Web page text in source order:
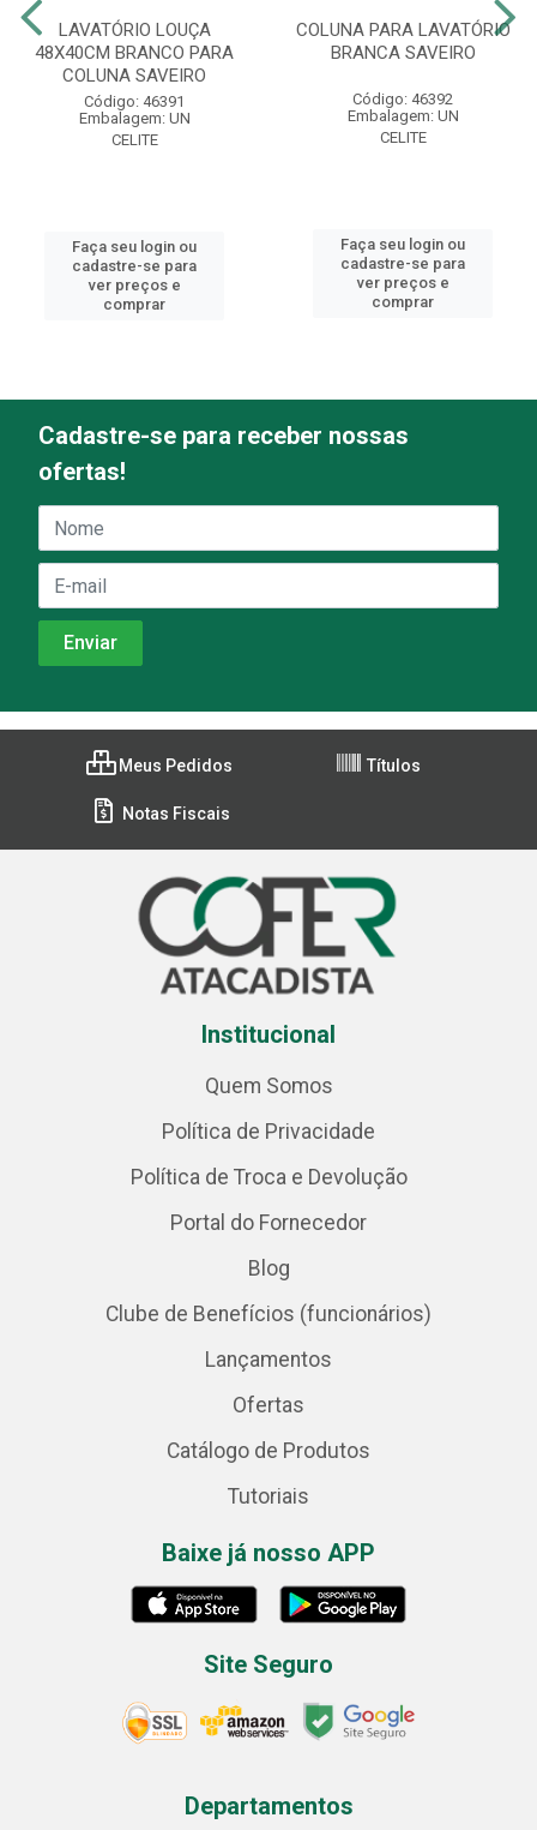
LAVATÓRIO LOUÇA
48X40CM BRANCO PARA
COLUNA SAVEIRO
Código: 46391
Embalagem: UN
CELITE
Faça seu login ou
cadastre-se para
ver preços e
comprar
COLUNA PARA LAVATÓRIO
BRANCA SAVEIRO
Código: 46392
Embalagem: UN
CELITE
Faça seu login ou
cadastre-se para
ver preços e
comprar
Cadastre-se para receber nossas
ofertas!
Meus Pedidos Títulos
Notas Fiscais
Institucional
Quem Somos
Política de Privacidade
Política de Troca e Devolução
Portal do Fornecedor
Blog
Clube de Benefícios (funcionários)
Lançamentos
Ofertas
Catálogo de Produtos
Tutoriais
Baixe já nosso APP
Site Seguro
Departamentos